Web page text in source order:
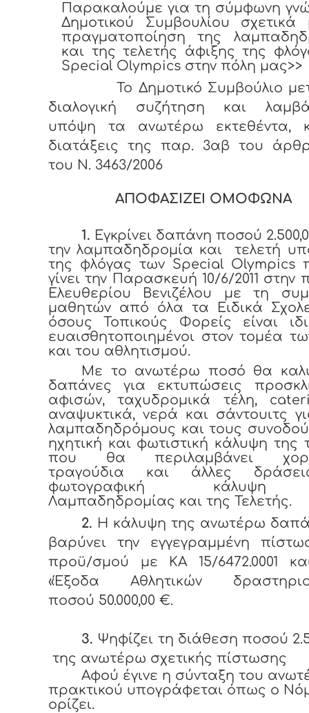
Παρακαλούμε για τη σύμφωνη
Δημοτικού Συμβουλίου σχετικά
πραγματοποίηση της
και της τελετής άφιξης της
Special Olympics στην πόλη μας>>
Το Δημοτικό Συμβούλιο
διαλογική συζήτηση και
υπόψη τα ανωτέρω εκτεθέντα,
διατάξεις της παρ. 3αβ του
του Ν. 3463/2006
ΑΠΟΦΑΣΙΖΕΙ ΟΜΟΦΩΝΑ
1. Εγκρίνει δαπάνη ποσού
την λαμπαδηδρομία και τελετή
της φλόγας των Special Olympics
γίνει την Παρασκευή 10/6/2011 στην
Ελευθερίου Βενιζέλου με τη
μαθητών από όλα τα Ειδικά
όσους Τοπικούς Φορείς είναι
ευαισθητοποιημένοι στον τομέα
και του αθλητισμού.
Με το ανωτέρω ποσό θα
δαπάνες για εκτυπώσεις
αφισών, ταχυδρομικά τέλη,
αναψυκτικά, νερά και σάντουιτς
λαμπαδηδρόμους και τους
ηχητική και φωτιστική κάλυψη της
που θα περιλαμβάνει
τραγούδια και άλλες
φωτογραφική
Λαμπαδηδρομίας και της Τελετής.
2. Η κάλυψη της ανωτέρω
βαρύνει την εγγεγραμμένη
προϋ/σμού με ΚΑ 15/6472.0001
«Έξοδα Αθλητικών
ποσού 50.000,00 €.
3. Ψηφίζει τη διάθεση ποσού
της ανωτέρω σχετικής πίστωσης
Αφού έγινε η σύνταξη του
πρακτικού υπογράφεται όπως ο
ορίζει.